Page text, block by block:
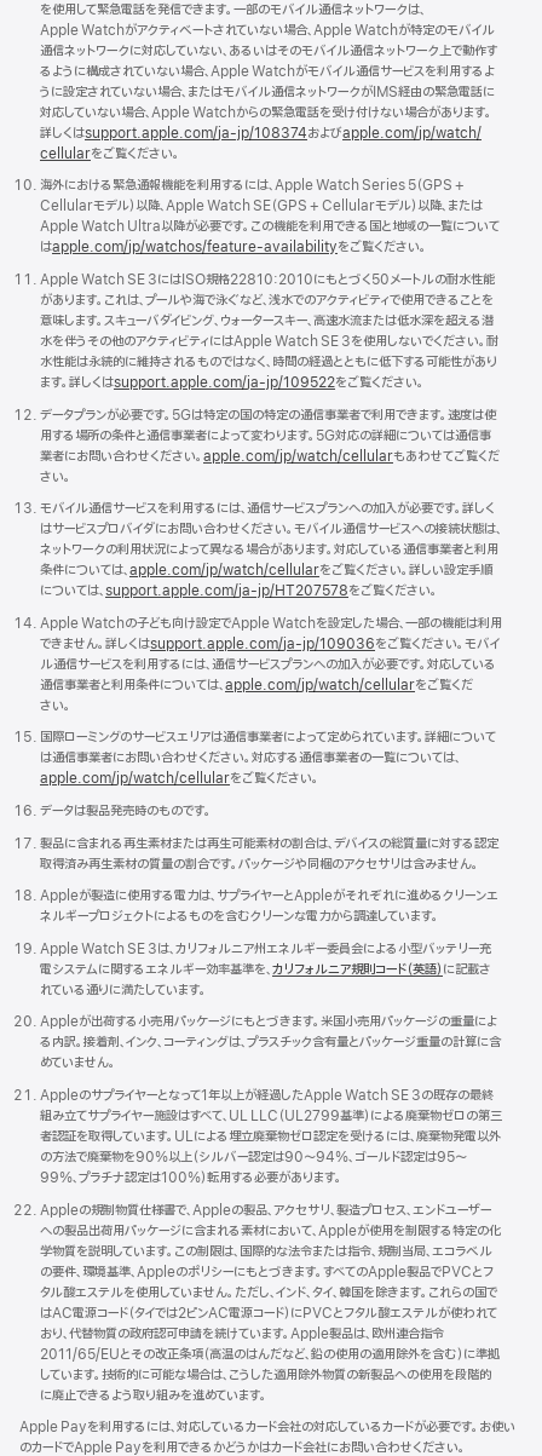
を使用して緊急電話を発信できます。一部のモバイル通信ネットワークは、
Apple Watchがアクティベートされていない場合、Apple Watchが特定のモバイル
通信ネットワークに対応していない、あるいはそのモバイル通信ネットワーク上で動作す
るように構成されていない場合、Apple Watchがモバイル通信サービスを利用するよ
うに設定されていない場合、またはモバイル通信ネットワークがIMS経由の緊急電話に
対応していない場合、Apple Watchからの緊急電話を受け付けない場合があります。
詳しくはsupport.apple.com/ja - jp/108374およびapple.com/jp/watch/
cellularをご覧くださ い 。
海外における緊急通報機能を利用するには、Apple Watch Series 5（GPS +
Cellularモデル）以降、Apple Watch SE（GPS + Cellularモデル）以降、または
Apple Watch Ultra以降が必要です。この機能を利用できる国と地域の一覧について
はapple.com/jp/watchos/feature - availabilityをご覧くださ い 。
Apple Watch SE 3にはISO規格22810:2010にもとづく50メートルの耐水性能
があります。これは、プールや海で泳ぐなど、浅水でのアクティビティで使用できることを
意味します。スキューバダイビング、ウォータースキー、高速水流または低水深を超える潜
水を伴うその他のアクティビティにはApple Watch SE 3を使用しないでください。耐
水性能は永続的に維持されるものではなく、時間の経過とともに低下する可能性があり
ます。詳しくはsupport.apple.com/ja - jp/109522をご覧くださ い 。
データプランが必要です。5Gは特定の国の特定の通信事業者で利用できます。速度は使
用する場所の条件と通信事業者によって変わります。5G対応の詳細については通信事
業者にお問い合わせください。 apple.com/jp/watch/cellularもあわせてご覧くだ
さ い 。
モバイル通信サービスを利用するには、通信サービスプランへの加入が必要です。詳しく
はサービスプロバイダにお問い合わせください。モバイル通信サービスへの接続状態は、
ネットワークの利用状況によって異なる場合があります。対応している通信事業者と利用
条件については、apple.com/jp/watch/cellularをご覧ください。詳しい設定手順
については、support.apple.com/ja - jp/HT207578をご覧ください。
Apple Watchの子ども向け設定でApple Watchを設定した場合、一部の機能は利用
できません。詳しくはsupport.apple.com/ja - jp/109036をご覧ください。モバイ
ル通信サービスを利用するには、通信サービスプランへの加入が必要です。対応している
通信事業者と利用条件については、 apple.com/jp/watch/cellularをご覧くだ
さ い 。
国際ローミングのサービスエリアは通信事業者によって定められています。詳細について
は通信事業者にお問い合わせください。対応する通信事業者の一覧については、
apple.com/jp/watch/cellularをご覧くださ い 。
データは製品発売時のもので す 。
製品に含まれる再生素材または再生可能素材の割合は、デバイスの総質量に対する認定
取得済み再生素材の質量の割合です。パッケージや同梱のアクセサリは含みませ ん 。
Appleが製造に使用する電力は、サプライヤーとAppleがそれぞれに進めるクリーンエ
ネルギープロジェクトによるものを含むクリーンな電力から調達していま す 。
Apple Watch SE 3は、カリフォルニア州エネルギー委員会による小型バッテリー充
電システムに関するエネルギー効率基準を、 カリフォルニア規則コード（英語） に記載さ
れている通りに満たしていま す 。
Appleが出荷する小売用パッケージにもとづきます。米国小売用パッケージの重量によ
る内訳。接着剤、インク、コーティングは、プラスチック含有量とパッケージ重量の計算に含
めていませ ん 。
Appleのサプライヤーとなって1年以上が経過したApple Watch SE 3の既存の最終
組み立てサプライヤー施設はすべて、UL LLC（UL2799基準）による廃棄物ゼロの第三
者認証を取得しています。ULによる埋立廃棄物ゼロ認定を受けるには、廃棄物発電以外
の方法で廃棄物を90%以上（シルバー認定は90〜94%、ゴールド認定は95〜
99%、プラチナ認定は100%）転用する必要がありま す 。
Appleの規制物質仕様書で、Appleの製品、アクセサリ、製造プロセス、エンドユーザー
への製品出荷用パッケージに含まれる素材において、Appleが使用を制限する特定の化
学物質を説明しています。この制限は、国際的な法令または指令、規制当局、エコラベル
の要件、環境基準、Appleのポリシーにもとづきます。すべてのApple製品でPVCとフ
タル酸エステルを使用していません。ただし、インド、タイ、韓国を除きます。これらの国で
はAC電源コード（タイでは2ピンAC電源コード）にPVCとフタル酸エステルが使われて
おり、代替物質の政府認可申請を続けています。Apple製品は、欧州連合指令
2011/65/EUとその改正条項（高温のはんだなど、鉛の使用の適用除外を含む）に準拠
しています。技術的に可能な場合は、こうした適用除外物質の新製品への使用を段階的
に廃止できるよう取り組みを進めていま す 。
Apple Payを利用するには、対応しているカード会社の対応しているカードが必要です。お使い
のカードでApple Payを利用できるかどうかはカード会社にお問い合わせくださ い 。